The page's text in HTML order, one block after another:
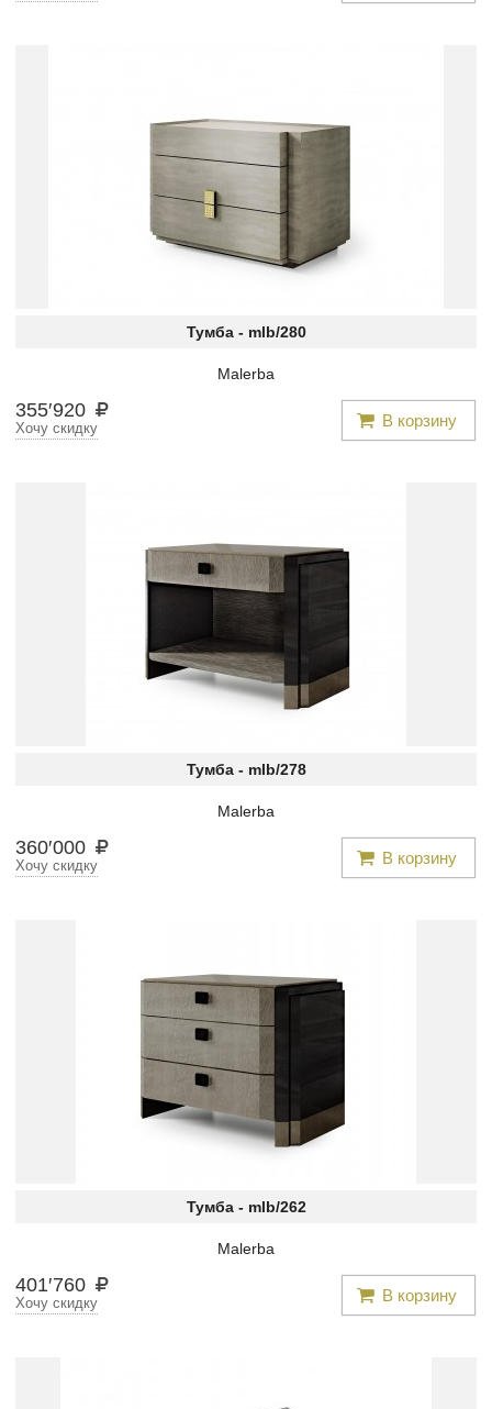
Тумба - mlb/280
Malerba
355′920 В корзину
Хочу скидку
Тумба - mlb/278
Malerba
360′000 В корзину
Хочу скидку
Тумба - mlb/262
Malerba
401′760 В корзину
Хочу скидку